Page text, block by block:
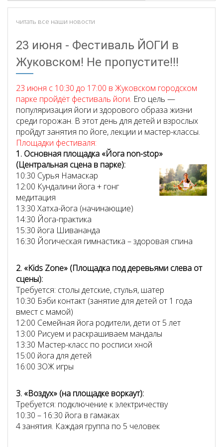
читать все наши новости
23 июня - Фестиваль ЙОГИ в
Жуковском! Не пропустите!!!
23 июня с 10:30 до 17:00 в Жуковском городском
парке пройдёт фестиваль йоги. Его цель —
популяризация йоги и здорового образа жизни
среди горожан. В этот день для детей и взрослых
пройдут занятия по йоге, лекции и мастер-классы.
Площадки фестиваля:
1. Основная площадка «Йога non-stop»
(Центральная сцена в парке):
10:30 Сурья Намаскар
12:00 Кундалини йога + гонг
медитация
13:30 Хатха-йога (начинающие)
14:30 Йога-практика
15:30 йога Шивананда
16:30 Йогическая гимнастика – здоровая спина
2. «Kids Zone» (Площадка под деревьями слева от
сцены):
Требуется: столы детские, стулья, шатер
10:30 Бэби контакт (занятие для детей от 1 года
вмест с мамой)
12:00 Семейная йога родители, дети от 5 лет
13:00 Рисуем и раскрашиваем мандалы
13:30 Мастер-класс по росписи хной
15:00 йога для детей
16:00 ЗОЖ игры
3. «Воздух» (на площадке воркаут):
Требуется: подключение к электричеству
10:30 – 16:30 йога в гамаках
4 занятия. Каждая группа по 5 человек